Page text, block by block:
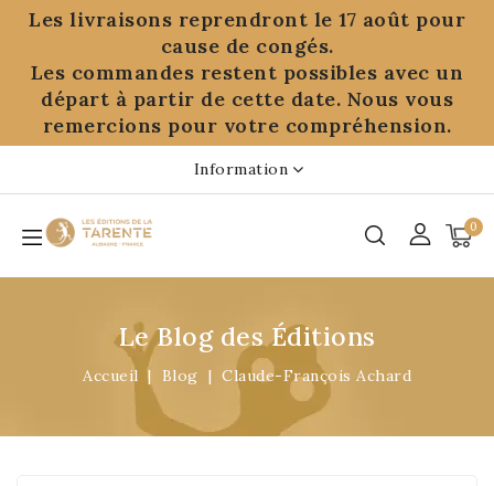
Les livraisons reprendront le 17 août pour
cause de congés.
Les commandes restent possibles avec un
départ à partir de cette date. Nous vous
remercions pour votre compréhension.
Information
0
Le Blog des Éditions
Accueil Blog Claude-François Achard
Panneau de gestion des cookies